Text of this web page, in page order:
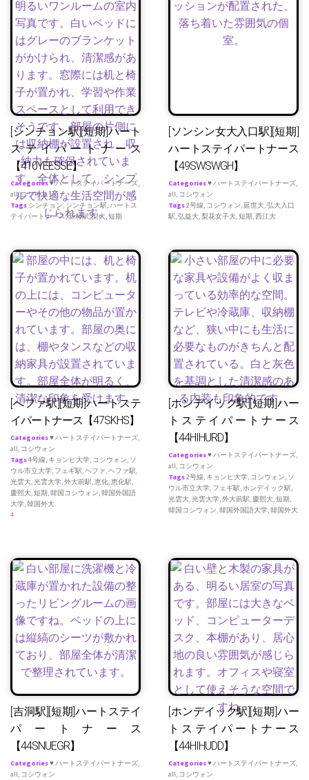
[シンチョン駅][短期]ハート
ステイパートナース
【410YEESSE】
Categories♥ ハートステイパートナーズ,
all,コシウォン
Tags シンチョン, シンチョン駅,ハートス
テイパートナース,新村駅,梨大,短期
[ソンシン女大入口駅][短期]
ハートステイパートナース
【49SWSWGH】
Categories♥ ハートステイパートナーズ,
all, コシウォン
Tags2号線, コシウォン,延世大,弘大入口
駅,弘益大,梨花女子大,短期,西江大
[へファ駅][短期]ハートステ
イパートナース【47SKHS】
Categories♥ ハートステイパートナーズ,
all, コシウォン
Tags4号線, キョンヒ大学, コシウォン, ソ
ウル市立大学, フェギ駅,ヘファ,ヘファ駅,
光雲大,光雲大学,外大前駅,恵化,恵化駅,
慶熙大,短期,韓国コシウォン,韓国外国語
大学,韓国外大
4
[ホンデイック駅][短期]ハー
トステイパートナース
【44HIHURD】
Categories♥ ハートステイパートナーズ,
all, コシウォン
Tags2号線, キョンヒ大学, コシウォン, ソ
ウル市立大学, フェギ駅,ホンデイック駅,
光雲大,光雲大学,外大前駅, 慶熙大,短期,
韓国コシウォン,韓国外国語大学,韓国外大
[吉洞駅][短期]ハートステイ
パートナース
【44SNUEGR】
Categories♥ ハートステイパートナーズ,
all, コシウォン
[ホンデイック駅][短期]ハー
トステイパートナース
【44HIHUDD】
Categories♥ ハートステイパートナーズ,
all, コシウォン